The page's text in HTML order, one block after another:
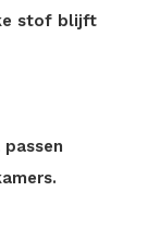
stof blijft